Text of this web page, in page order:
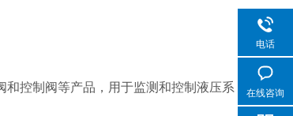
控制阀等产品，用于监测和控制液压系
电话
在线咨询